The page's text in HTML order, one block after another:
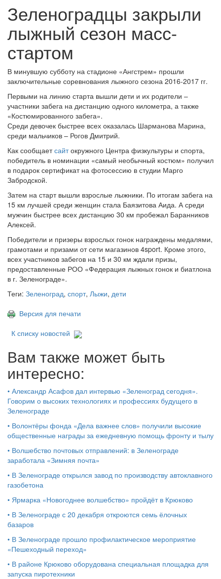
Зеленоградцы закрыли
лыжный сезон масс-
стартом
В минувшую субботу на стадионе «Ангстрем» прошли
заключительные соревнования лыжного сезона 2016-2017 гг.
Первыми на линию старта вышли дети и их родители –
участники забега на дистанцию одного километра, а также
«Костюмированного забега».
Среди девочек быстрее всех оказалась Шарманова Марина,
среди мальчиков – Рогов Дмитрий.
Как сообщаетсайтокружного Центра физкультуры и спорта,
победитель в номинации «самый необычный костюм» получил
в подарок сертификат на фотосессию в студии Марго
Забродской.
Затем на старт вышли взрослые лыжники. По итогам забега на
15 км лучшей среди женщин стала Баязитова Аида. А среди
мужчин быстрее всех дистанцию 30 км пробежал Баранников
Алексей.
Победители и призеры взрослых гонок награждены медалями,
грамотами и призами от сети магазинов 4sport. Кроме этого,
всех участников забегов на 15 и 30 км ждали призы,
предоставленные РОО «Федерация лыжных гонок и биатлона
в г. Зеленограде».
Теги: Зеленоград, спорт, Лыжи, дети
Версия для печати
К списку новостей
Вам также может быть
интересно:
• Александр Асафов дал интервью «Зеленоград сегодня».
Говорим о высоких технологиях и профессиях будущего в
Зеленограде
• Волонтёры фонда «Дела важнее слов» получили высокие
общественные награды за ежедневную помощь фронту и тылу
• Волшебство почтовых отправлений: в Зеленограде
заработала «Зимняя почта»
• В Зеленограде открылся завод по производству автоклавного
газобетона
• Ярмарка «Новогоднее волшебство» пройдёт в Крюково
• В Зеленограде с 20 декабря откроются семь ёлочных
базаров
• В Зеленограде прошло профилактическое мероприятие
«Пешеходный переход»
• В районе Крюково оборудована специальная площадка для
запуска пиротехники